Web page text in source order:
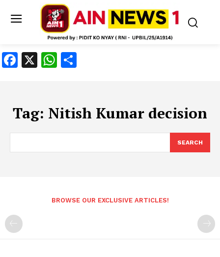
Facebook
X WhatsApp
Tag: Nitish Kumar decision
SEARCH
BROWSE OUR EXCLUSIVE ARTICLES!